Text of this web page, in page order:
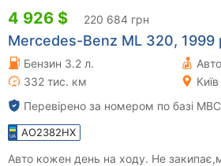
4 926 $ 220 684 грн
Mercedes-Benz ML 320, 1999
Бензин 3.2 л.
332 тис. км
Київ
Перевірено за номером по базі МВС
AO2382HX
Авто кожен день на ходу. Не